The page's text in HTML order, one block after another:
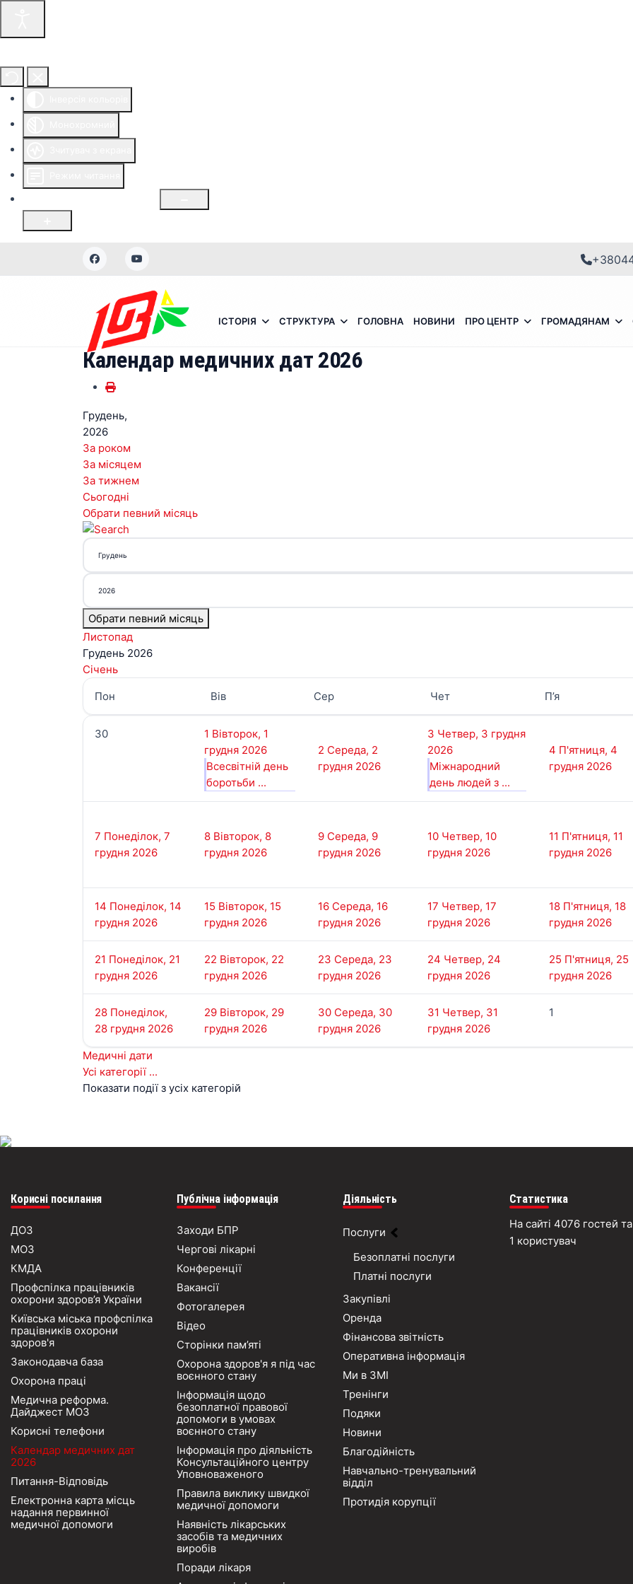
ІСТОРІЯ СТРУКТУРА ГОЛОВНА НОВИНИ ПРО ЦЕНТР ГРОМАДЯНАМ
Календар медичних дат 2026
Грудень,
2026
За роком
За місяцем
За тижнем
Сьогодні
Обрати певний місяць
Обрати певний місяць
Листопад
Грудень 2026
Січень
Пон
Вів Сер Чет П’я
30 1 Вівторок, 1
грудня 2026
Всесвітній день
боротьби ...
2 Середа, 2
грудня 2026
3 Четвер, 3 грудня
2026
Міжнародний
день людей з ...
4 П'ятниця, 4
грудня 2026
7 Понеділок, 7
грудня 2026
8 Вівторок, 8
грудня 2026
9 Середа, 9
грудня 2026
10 Четвер, 10
грудня 2026
11 П'ятниця, 11
грудня 2026
14 Понеділок, 14
грудня 2026
15 Вівторок, 15
грудня 2026
16 Середа, 16
грудня 2026
17 Четвер, 17
грудня 2026
18 П'ятниця, 18
грудня 2026
21 Понеділок, 21
грудня 2026
22 Вівторок, 22
грудня 2026
23 Середа, 23
грудня 2026
24 Четвер, 24
грудня 2026
25 П'ятниця, 25
грудня 2026
28 Понеділок,
28 грудня 2026
29 Вівторок, 29
грудня 2026
30 Середа, 30
грудня 2026
31 Четвер, 31
грудня 2026
1
Медичні дати
Усі категорії ...
Показати події з усіх категорій
Корисні посилання
ДОЗ
МОЗ
КМДА
Профспілка працівників
охорони здоров’я України
Київська міська профспілка
працівників охорони
здоров'я
Законодавча база
Охорона праці
Медична реформа.
Дайджест МОЗ
Корисні телефони
Календар медичних дат
2026
Питання-Відповідь
Електронна карта місць
надання первинної
медичної допомоги
Публічна інформація
Заходи БПР
Чергові лікарні
Конференції
Вакансії
Фотогалерея
Відео
Сторінки пам’яті
Охорона здоров'я я під час
воєнного стану
Інформація щодо
безоплатної правової
допомоги в умовах
воєнного стану
Інформація про діяльність
Консультаційного центру
Уповноваженого
Правила виклику швидкої
медичної допомоги
Наявність лікарських
засобів та медичних
виробів
Поради лікаря
Діяльність
Послуги
Безоплатні послуги
Платні послуги
Закупівлі
Оренда
Фінансова звітність
Оперативна інформація
Ми в ЗМІ
Тренінги
Подяки
Новини
Благодійність
Навчально-тренувальний
відділ
Протидія корупції
Статистика
На сайті 4076 гостей та
1 користувач